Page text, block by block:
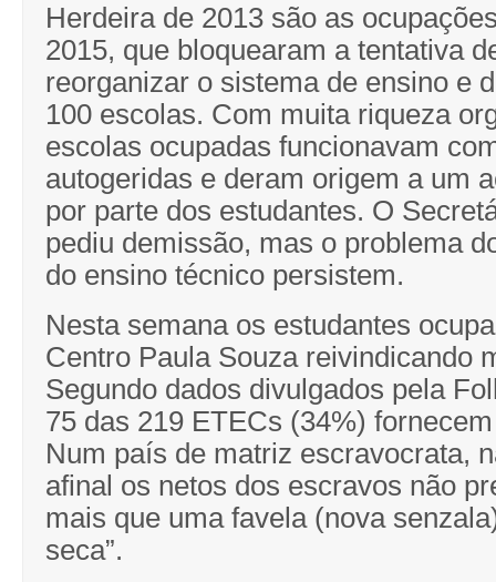
Herdeira de 2013 são as
2015, que bloquearam a tentativa
reorganizar o sistema de ensino e
100 escolas. Com muita riqueza
escolas ocupadas funcionavam
autogeridas e deram origem a um
por parte dos estudantes. O
pediu demissão, mas o problema
do ensino técnico persistem.
Nesta semana os estudantes
Centro Paula Souza reivindicando
Segundo dados divulgados pela
75 das 219 ETECs (34%) fornecem
Num país de matriz escravocrata,
afinal os netos dos escravos não
mais que uma favela (nova
seca”.